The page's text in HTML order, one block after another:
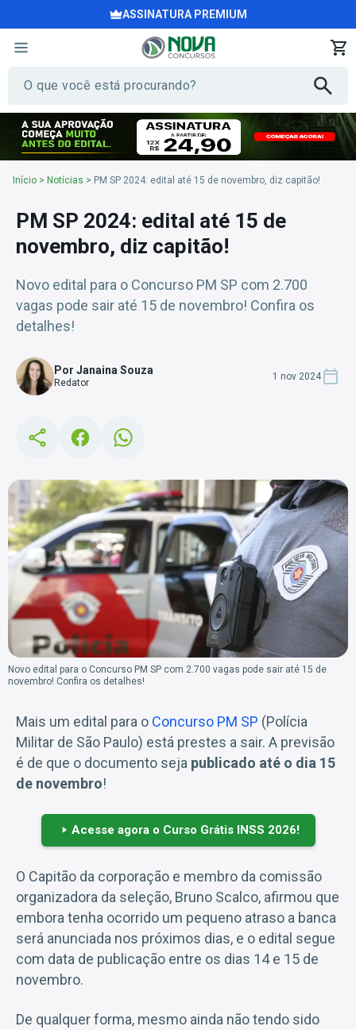
ASSINATURA PREMIUM
Início > Notícias > PM SP 2024: edital até 15 de novembro, diz capitão!
PM SP 2024: edital até 15 de
novembro, diz capitão!
Novo edital para o Concurso PM SP com 2.700
vagas pode sair até 15 de novembro! Confira os
detalhes!
Por Janaina Souza
Redator
1 nov 2024
Novo edital para o Concurso PM SP com 2.700 vagas pode sair até 15 de
novembro! Confira os detalhes!
Mais um edital para o Concurso PM SP (Polícia
Militar de São Paulo) está prestes a sair. A previsão
é de que o documento seja publicado até o dia 15
de novembro!
Acesse agora o Curso Grátis INSS 2026!
O Capitão da corporação e membro da comissão
organizadora da seleção, Bruno Scalco, afirmou que
embora tenha ocorrido um pequeno atraso a banca
será anunciada nos próximos dias, e o edital segue
com data de publicação entre os dias 14 e 15 de
novembro.
De qualquer forma, mesmo ainda não tendo sido